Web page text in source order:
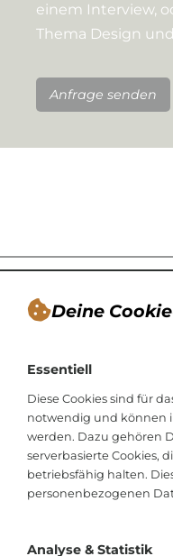
Deine
Essentiell
Diese Cookies sind für
notwendig und können
werden. Dazu gehören
serverbasierte Cookies,
betriebsfähig halten.
personenbezogenen
Analyse & Statistik
einem Interview,
Thema Design
Anfrage senden
Blogger, Berater für
Viktoriastraße 48
33602 Bielefeld
hallo@soistfein.de